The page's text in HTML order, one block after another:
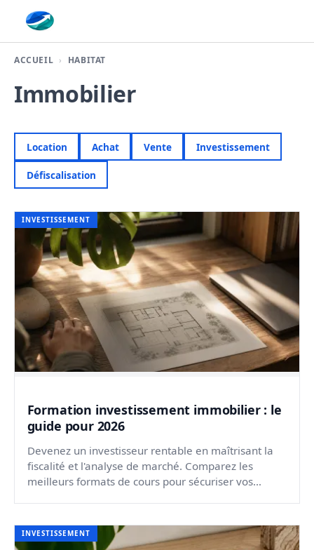
ACCUEIL HABITAT
Immobilier
Location Achat Vente Investissement
Défiscalisation
INVESTISSEMENT
Formation investissement immobilier : le
guide pour 2026
Devenez un investisseur rentable en maîtrisant la
fiscalité et l'analyse de marché. Comparez les
meilleurs formats de cours pour sécuriser vos
INVESTISSEMENT